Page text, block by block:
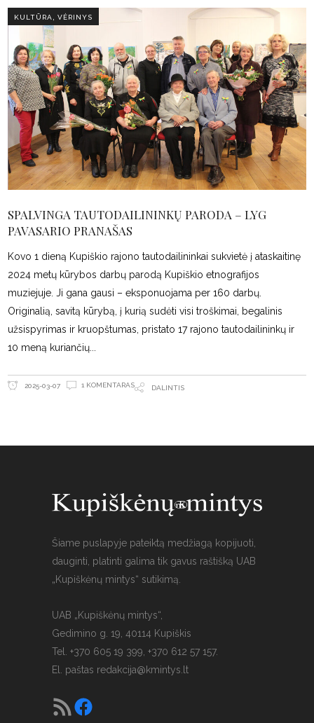
KULTŪRA ,VĖRINYS
SPALVINGA TAUTODAILININKŲ PARODA – LYG
PAVASARIO PRANAŠAS
Kovo 1 dieną Kupiškio rajono tautodailininkai sukvietė į ataskaitinę
2024 metų kūrybos darbų parodą Kupiškio etnografijos
muziejuje. Ji gana gausi – eksponuojama per 160 darbų.
Originalią, savitą kūrybą, į kurią sudėti visi troškimai, begalinis
užsispyrimas ir kruopštumas, pristato 17 rajono tautodailininkų ir
10 meną kuriančių
2025-03-07 1 KOMENTARAS DALINTIS
Šiame puslapyje pateiktą medžiagą kopijuoti,
dauginti, platinti galima tik gavus raštišką UAB
„Kupiškėnų mintys“ sutikimą.
UAB „Kupiškėnų mintys“,
Gedimino g. 19, 40114 Kupiškis
Tel. +370 605 19 399, +370 612 57 157.
El. paštas redakcija@kmintys.lt